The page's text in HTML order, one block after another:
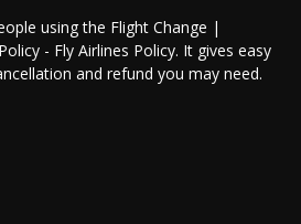
using the Flight Change |
- Fly Airlines Policy. It gives easy
and refund you may need.